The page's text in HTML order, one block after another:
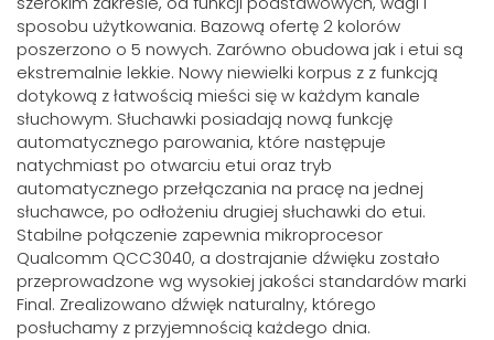
sposobu użytkowania. Bazową ofertę 2 kolorów
poszerzono o 5 nowych. Zarówno obudowa jak i etui są
ekstremalnie lekkie. Nowy niewielki korpus z z funkcją
dotykową z łatwością mieści się w każdym kanale
słuchowym. Słuchawki posiadają nową funkcję
automatycznego parowania, które następuje
natychmiast po otwarciu etui oraz tryb
automatycznego przełączania na pracę na jednej
słuchawce, po odłożeniu drugiej słuchawki do etui.
Stabilne połączenie zapewnia mikroprocesor
Qualcomm QCC3040, a dostrajanie dźwięku zostało
przeprowadzone wg wysokiej jakości standardów marki
Final. Zrealizowano dźwięk naturalny, którego
posłuchamy z przyjemnością każdego dnia.